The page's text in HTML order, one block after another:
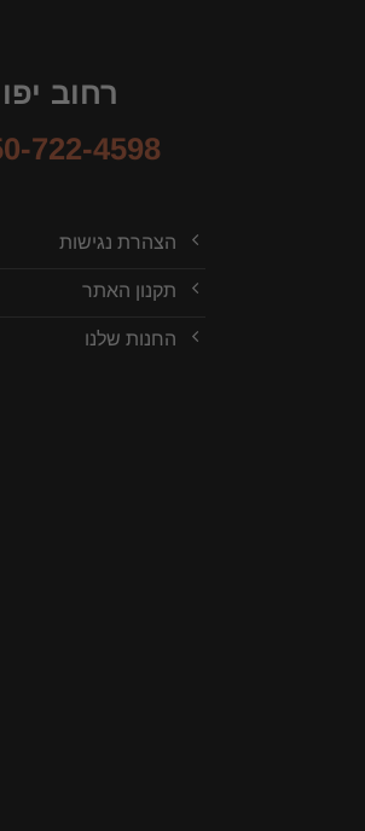
רחוב יפו 30 ירושלים
722-4598
הצהרת נגישות
תקנון האתר
החנות שלנו